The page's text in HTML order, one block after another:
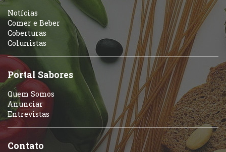
Portuguesa
Self-service
Sobremesas e sorvetes
Variados
Notícias
Comer e Beber
Coberturas
Colunistas
Portal Sabores
Quem Somos
Anunciar
Entrevistas
Contato